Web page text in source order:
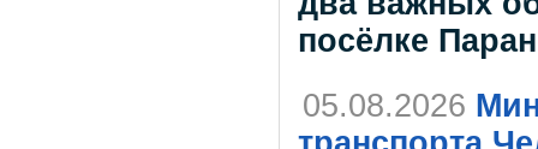
посёлке
05.08.2026